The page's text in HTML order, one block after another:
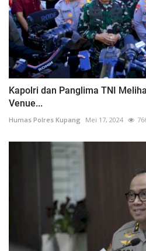
Kapolri dan Panglima TNI
Venue...
Humas Polres Kupang Mei 17, 2024